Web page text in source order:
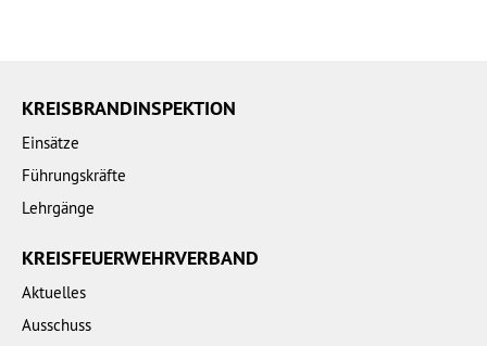
KREISBRANDINSPEKTION
Einsätze
Führungskräfte
Lehrgänge
KREISFEUERWEHRVERBAND
Aktuelles
Ausschuss